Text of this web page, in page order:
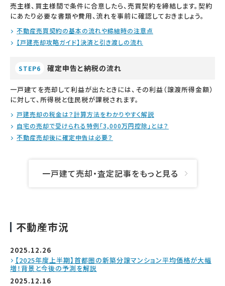
売主様、買主様間で条件に合意したら、売買契約を締結します。契約
にあたり必要な書類や費用、流れを事前に確認しておきましょう。
不動産売買契約の基本の流れや締結時の注意点
【戸建売却攻略ガイド】決済と引き渡しの流れ
STEP6 確定申告と納税の流れ
一戸建てを売却して利益が出たときには、その利益（譲渡所得金額）
に対して、所得税と住民税が課税されます。
戸建売却の税金は？計算方法をわかりやすく解説
自宅の売却で受けられる特例「3,000万円控除」とは？
不動産売却後に確定申告は必要？
一戸建て売却・査定記事をもっと見る
不動産市況
2025.12.26
【2025年度上半期】首都圏の新築分譲マンション平均価格が大幅
増！背景と今後の予測を解説
2025.12.16